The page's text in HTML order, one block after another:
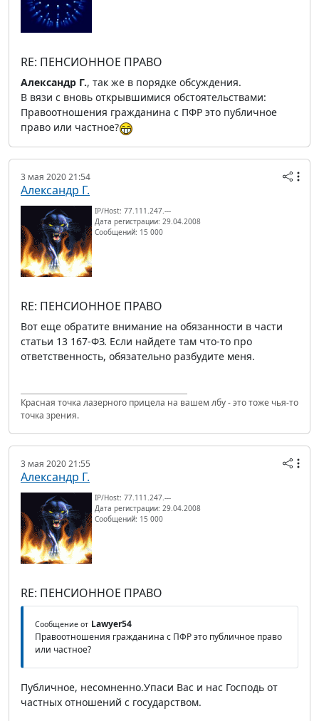
RE: ПЕНСИОННОЕ ПРАВО
Александр Г., так же в порядке обсуждения.
В вязи с вновь открывшимися обстоятельствами:
Правоотношения гражданина с ПФР это публичное
право или частное?
3 мая 2020 21:54
Александр Г.
IP/Host: 77.111.247.---
Дата регистрации: 29.04.2008
Сообщений: 15 000
RE: ПЕНСИОННОЕ ПРАВО
Вот еще обратите внимание на обязанности в части
статьи 13 167-ФЗ. Если найдете там что-то про
ответственность, обязательно разбудите меня.
Красная точка лазерного прицела на вашем лбу - это тоже чья-то
точка зрения.
3 мая 2020 21:55
Александр Г.
IP/Host: 77.111.247.---
Дата регистрации: 29.04.2008
Сообщений: 15 000
RE: ПЕНСИОННОЕ ПРАВО
Сообщение от Lawyer54
Правоотношения гражданина с ПФР это публичное право
или частное?
Публичное, несомненно.Упаси Вас и нас Господь от
частных отношений с государством.